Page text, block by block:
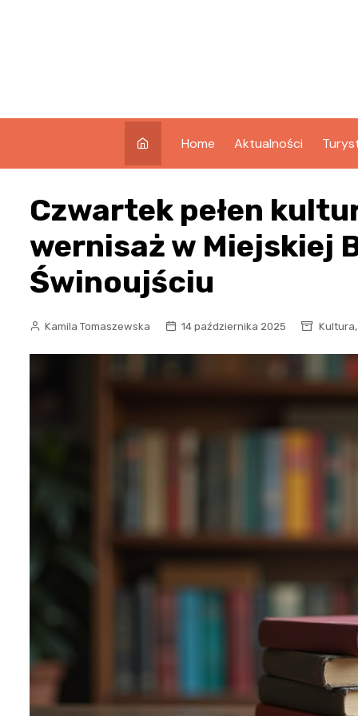
Home Aktualności
Czwartek pełen
wernisaż w Miejskiej
Świnoujściu
Kamila Tomaszewska 14 października 2025 Kultura,